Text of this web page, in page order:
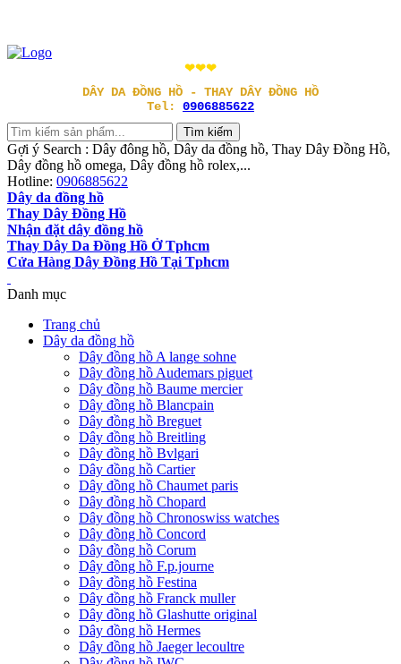
❤❤❤
DÂY DA ĐỒNG HỒ - THAY DÂY ĐỒNG HỒ
Tel: 0906885622
Gợi ý Search : Dây đông hồ, Dây da đồng hồ, Thay Dây Đồng Hồ,
Dây đồng hồ omega, Dây đồng hồ rolex,...
Hotline: 0906885622
Dây da đồng hồ
Thay Dây Đồng Hồ
Nhận đặt dây đồng hồ
Thay Dây Da Đồng Hồ Ở Tphcm
Cửa Hàng Dây Đồng Hồ Tại Tphcm
Danh mục
Trang chủ
Dây da đồng hồ
Dây đồng hồ A lange sohne
Dây đồng hồ Audemars piguet
Dây đồng hồ Baume mercier
Dây đồng hồ Blancpain
Dây đồng hồ Breguet
Dây đồng hồ Breitling
Dây đồng hồ Bvlgari
Dây đồng hồ Cartier
Dây đồng hồ Chaumet paris
Dây đồng hồ Chopard
Dây đồng hồ Chronoswiss watches
Dây đồng hồ Concord
Dây đồng hồ Corum
Dây đồng hồ F.p.journe
Dây đồng hồ Festina
Dây đồng hồ Franck muller
Dây đồng hồ Glashutte original
Dây đồng hồ Hermes
Dây đồng hồ Jaeger lecoultre